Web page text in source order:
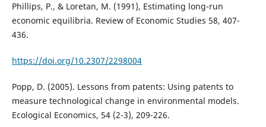
Phillips, P., & Loretan, M. (1991), Estimating long-run
economic equilibria. Review of Economic Studies 58, 407-
436.
https://doi.org/10.2307/2298004
Popp, D. (2005). Lessons from patents: Using patents to
measure technological change in environmental models.
Ecological Economics, 54 (2-3), 209-226.